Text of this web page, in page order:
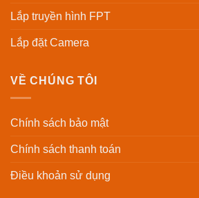
Lắp truyền hình FPT
Lắp đặt Camera
VỀ CHÚNG TÔI
Chính sách bảo mật
Chính sách thanh toán
Điều khoản sử dụng